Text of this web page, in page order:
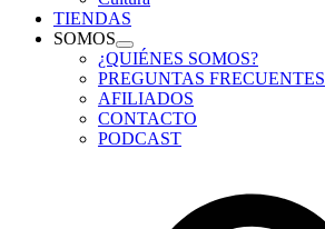
TIENDAS
SOMOS
¿QUIÉNES SOMOS?
PREGUNTAS FRECUENTES
AFILIADOS
CONTACTO
PODCAST